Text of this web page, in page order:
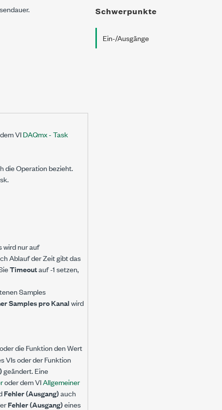
VIDAQmx - Task
die Operation bezieht.
wird nur auf
Ablauf der Zeit gibt das
Timeoutauf -1 setzen,
Samples
Samples pro Kanalwird
die Funktion den Wert
VIs oder der Funktion
geändert. Eine
oder dem VIAllgemeiner
Fehler (Ausgang)auch
Fehler (Ausgang)eines
Schwerpunkte
Ein-/Ausgänge